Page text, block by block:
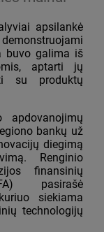
apsilankė
buvo galima iš
aptarti jų
su produktų
apdovanojimų
bankų už
diegimą
Renginio
finansinių
pasirašė
siekiama
technologijų